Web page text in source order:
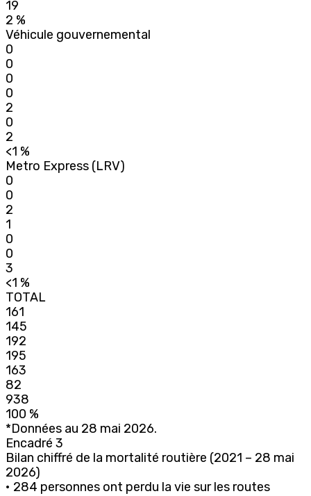
19
2 %
Véhicule gouvernemental
0
0
0
0
2
0
2
<1 %
Metro Express (LRV)
0
0
2
1
0
0
3
<1 %
TOTAL
161
145
192
195
163
82
938
100 %
*Données au 28 mai 2026.
Encadré 3
Bilan chiffré de la mortalité routière (2021 – 28 mai
2026)
• 284 personnes ont perdu la vie sur les routes